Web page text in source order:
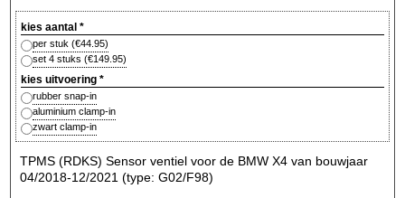
kies aantal *
per stuk (€44.95)
set 4 stuks (€149.95)
kies uitvoering *
rubber snap-in
aluminium clamp-in
zwart clamp-in
TPMS (RDKS) Sensor ventiel voor de BMW X4 van bouwjaar
04/2018-12/2021 (type: G02/F98)